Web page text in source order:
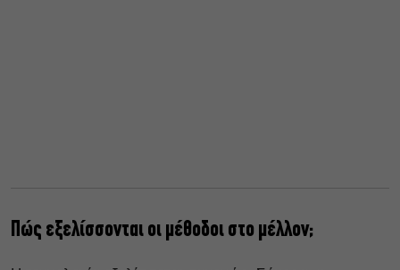
Πώς εξελίσσονται οι μέθοδοι στο μέλλον;